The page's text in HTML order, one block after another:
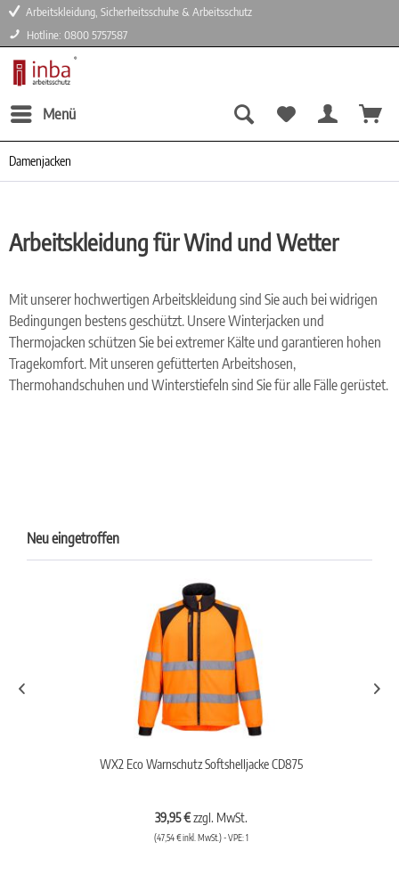
Arbeitskleidung, Sicherheitsschuhe & Arbeitsschutz
Hotline: 0800 5757587
Menü
Damenjacken
Neu eingetroffen
WX2 Eco Warnschutz Softshelljacke CD875
39,95 €zzgl. MwSt.
(47,54 € inkl. MwSt.) - VPE: 1
Arbeitskleidung für Wind und Wetter
Mit unserer hochwertigen Arbeitskleidung sind Sie auch bei widrigen
Bedingungen bestens geschützt. Unsere Winterjacken und
Thermojacken schützen Sie bei extremer Kälte und garantieren hohen
Tragekomfort. Mit unseren gefütterten Arbeitshosen,
Thermohandschuhen und Winterstiefeln sind Sie für alle Fälle gerüstet.